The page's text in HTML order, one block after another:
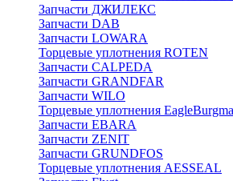
Запчасти ДЖИЛЕКС
Запчасти DAB
Запчасти LOWARA
Торцевые уплотнения ROTEN
Запчасти CALPEDA
Запчасти GRANDFAR
Запчасти WILO
Торцевые уплотнения
Запчасти EBARA
Запчасти ZENIT
Запчасти GRUNDFOS
Торцевые уплотнения AESSEAL